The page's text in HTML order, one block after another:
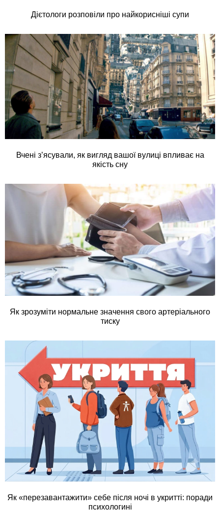
Дієтологи розповіли про найкорисніші супи
Вчені з’ясували, як вигляд вашої вулиці впливає на
якість сну
Як зрозуміти нормальне значення свого артеріального
тиску
Як «перезавантажити» себе після ночі в укритті: поради
психологині